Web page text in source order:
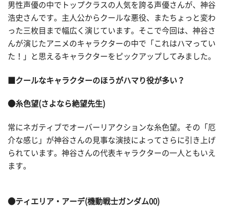
男性声優の中でトップクラスの人気を誇る声優さんが、神谷
浩史さんです。主人公からクールな悪役、またちょっと変わ
った三枚目まで幅広く演じています。そこで今回は、神谷さ
んが演じたアニメのキャラクターの中で「これはハマってい
た！」と思えるキャラクターをピックアップしてみました。
■クールなキャラクターのほうがハマり役が多い？
●糸色望(さよなら絶望先生)
常にネガティブでオーバーリアクションな糸色望。その「厄
介な感じ」が神谷さんの見事な演技によってさらに引き上げ
られています。神谷さんの代表キャラクターの一人ともいえ
ます。
●ティエリア・アーデ(機動戦士ガンダム00)